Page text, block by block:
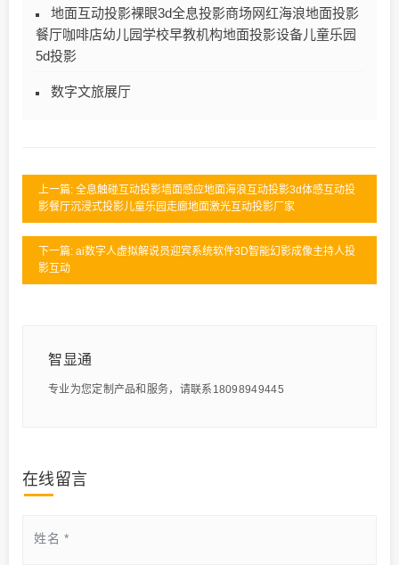
地面互动投影裸眼3d全息投影商场网红海浪地面投影
餐厅咖啡店幼儿园学校早教机构地面投影设备儿童乐园
5d投影
数字文旅展厅
上一篇: 全息触碰互动投影墙面感应地面海浪互动投影3d体感互动投
影餐厅沉浸式投影儿童乐园走廊地面激光互动投影厂家
下一篇: ai数字人虚拟解说员迎宾系统软件3D智能幻影成像主持人投
影互动
智显通
专业为您定制产品和服务，请联系18098949445
在线留言